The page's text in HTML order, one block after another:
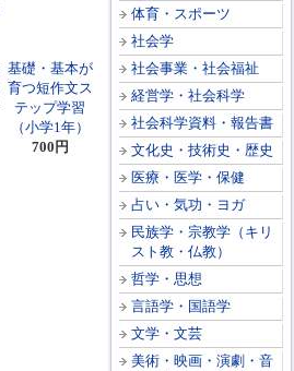
体育・スポーツ
社会学
社会事業・社会福祉
経営学・社会科学
社会科学資料・報告書
文化史・技術史・歴史
医療・医学・保健
占い・気功・ヨガ
民族学・宗教学（キリ
スト教・仏教）
哲学・思想
言語学・国語学
文学・文芸
美術・映画・演劇・音
基礎・基本が
育つ短作文ス
テップ学習
（小学1年）
700円